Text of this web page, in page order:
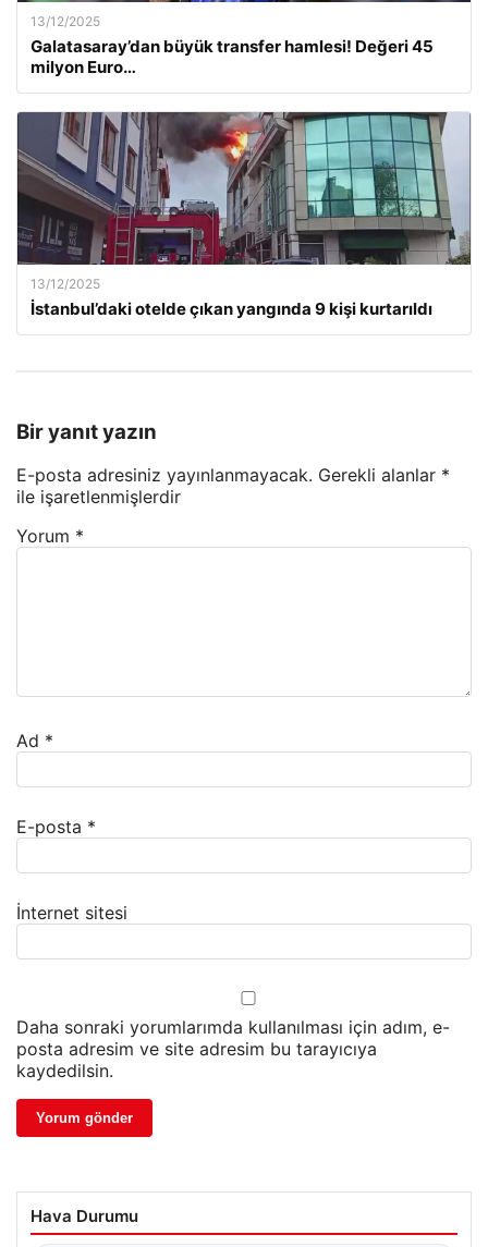
13/12/2025
Galatasaray’dan büyük transfer hamlesi! Değeri 45
milyon Euro…
13/12/2025
İstanbul’daki otelde çıkan yangında 9 kişi kurtarıldı
Bir yanıt yazın
E-posta adresiniz yayınlanmayacak. Gerekli alanlar *
ile işaretlenmişlerdir
Yorum *
Ad *
E-posta *
İnternet sitesi
Daha sonraki yorumlarımda kullanılması için adım, e-
posta adresim ve site adresim bu tarayıcıya
kaydedilsin.
Hava Durumu